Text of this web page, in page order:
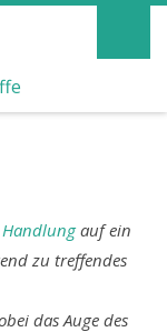
auf ein
zu treffendes
das Auge des